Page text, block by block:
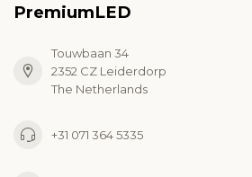
PremiumLED
Touwbaan 34
2352 CZ Leiderdorp
The Netherlands
+31 071 364 5335